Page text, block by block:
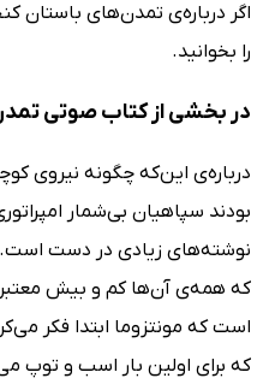
اگر درباره‌ی تمدن‌های باستان
را بخوانید.
در بخشی از کتاب صوتی
درباره‌ی این‌که چگونه نیروی
بودند سپاهیان بی‌شمار
نوشته‌های زیادی در دست است.
که همه‌ی آن‌ها کم و بیش
است که مونتزوما ابتدا فکر
که برای اولین بار اسب و توپ‌